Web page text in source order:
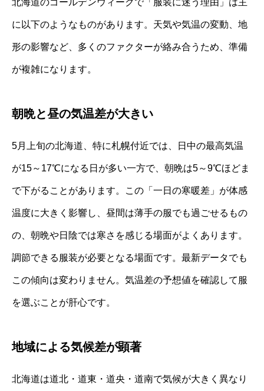
に以下のようなものがあります。天気や気温の変動、地
形の影響など、多くのファクターが絡み合うため、準備
が複雑になります。
朝晩と昼の気温差が大きい
5月上旬の北海道、特に札幌付近では、日中の最高気温
が15～17℃になる日が多い一方で、朝晩は5～9℃ほどま
で下がることがあります。この「一日の寒暖差」が体感
温度に大きく影響し、昼間は薄手の服でも過ごせるもの
の、朝晩や日陰では寒さを感じる場面がよくあります。
調節できる服装が必要となる場面です。最新データでも
この傾向は変わりません。気温差の予想値を確認して服
を選ぶことが肝心です。
地域による気候差が顕著
北海道は道北・道東・道央・道南で気候が大きく異なり